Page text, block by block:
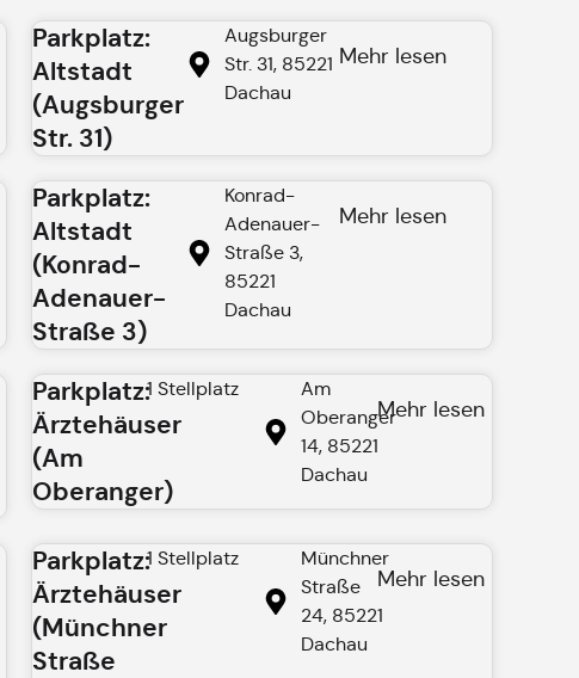
Parkplatz:
Altstadt
(Augsburger
Str. 31)
Augsburger
Str. 31, 85221
Dachau
Mehr lesen
Parkplatz:
Altstadt
(Konrad-
Adenauer-
Straße 3)
Konrad-
Adenauer-
Straße 3,
85221
Dachau
Mehr lesen
Parkplatz:
Ärztehäuser
(Am
Oberanger)
1 Stellplatz
Am
Oberanger
14, 85221
Dachau
Mehr lesen
Parkplatz:
Ärztehäuser
(Münchner
Straße
1 Stellplatz
Münchner
Straße
24, 85221
Dachau
Mehr lesen